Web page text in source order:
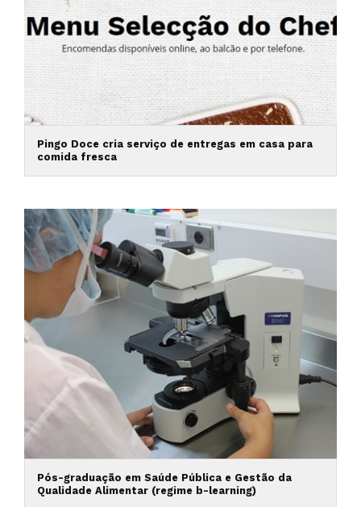
Pingo Doce cria serviço de entregas em casa para
comida fresca
Pós-graduação em Saúde Pública e Gestão da
Qualidade Alimentar (regime b-learning)